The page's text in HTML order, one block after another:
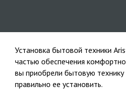
Установка бытовой техники
частью обеспечения
вы приобрели бытовую
правильно ее установить.